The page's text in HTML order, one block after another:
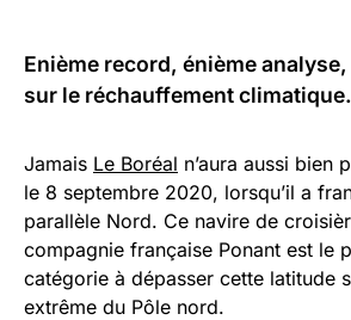
Enième record, énième
sur le réchauffement
Jamais Le Boréal n’aura aussi bien
le 8 septembre 2020, lorsqu’il a
parallèle Nord. Ce navire de
compagnie française Ponant est le
catégorie à dépasser cette latitude
extrême du Pôle nord.